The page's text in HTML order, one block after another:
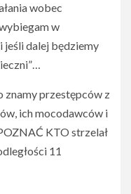
wobec
w
jeśli dalej będziemy
znamy przestępców z
ich mocodawców i
KTO strzelał
11